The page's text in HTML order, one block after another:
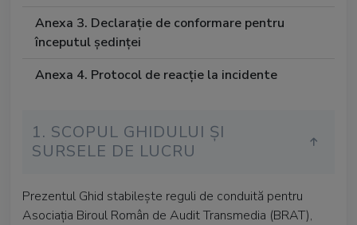
Anexa 3. Declarație de conformare pentru
începutul ședinței
Anexa 4. Protocol de reacție la incidente
1. SCOPUL GHIDULUI ȘI
SURSELE DE LUCRU
Prezentul Ghid stabilește reguli de conduită pentru
Asociația Biroul Român de Audit Transmedia (BRAT),